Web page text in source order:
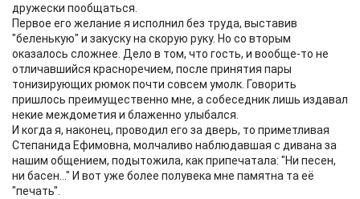
дружески пообщаться.
Первое его желание я исполнил без труда, выставив
"беленькую" и закуску на скорую руку. Но со вторым
оказалось сложнее. Дело в том, что гость, и вообще-то не
отличавшийся красноречием, после принятия пары
тонизирующих рюмок почти совсем умолк. Говорить
пришлось преимущественно мне, а собеседник лишь издавал
некие междометия и блаженно улыбался.
И когда я, наконец, проводил его за дверь, то приметливая
Степанида Ефимовна, молчаливо наблюдавшая с дивана за
нашим общением, подытожила, как припечатала: "Ни песен,
ни басен..." И вот уже более полувека мне памятна та её
"печать".